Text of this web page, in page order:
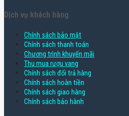
Dịch vụ khách hàng
Chính sách bảo mật
Chính sách thanh toán
Chương trình khuyến mãi
Thu mua rượu vang
Chính sách đổi trả hàng
Chính sách hoàn tiền
Chính sách giao hàng
Chính sách bảo hành